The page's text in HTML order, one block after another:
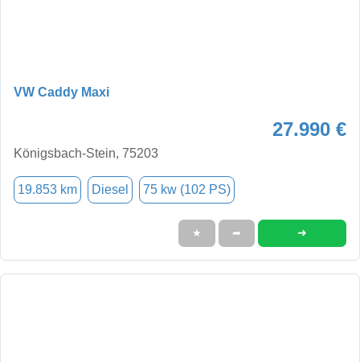
VW Caddy Maxi
27.990 €
Königsbach-Stein, 75203
19.853 km Diesel 75 kw (102 PS)
★ ➦ ➜